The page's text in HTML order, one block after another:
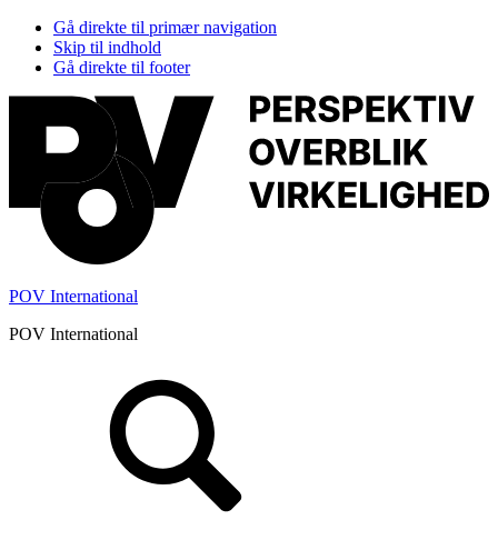
Gå direkte til primær navigation
Skip til indhold
Gå direkte til footer
POV International
POV International